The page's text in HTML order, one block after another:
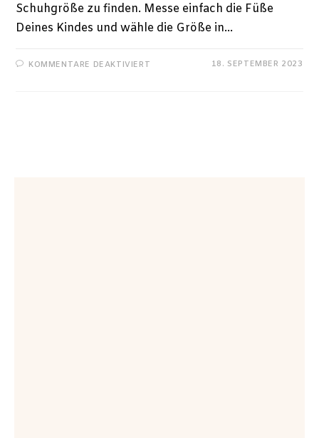
Schuhgröße zu finden. Messe einfach die Füße
Deines Kindes und wähle die Größe in…
KOMMENTARE DEAKTIVIERT 18. SEPTEMBER 2023